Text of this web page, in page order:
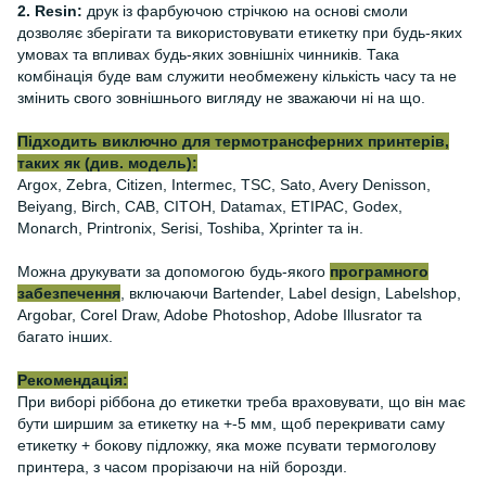
2. Resin: друк із фарбуючою стрічкою на основі смоли
дозволяє зберігати та використовувати етикетку при будь-яких
умовах та впливах будь-яких зовнішніх чинників. Така
комбінація буде вам служити необмежену кількість часу та не
змінить свого зовнішнього вигляду не зважаючи ні на що.
Підходить виключно для термотрансферних принтерів,
таких як (див. модель):
Argox, Zebra, Citizen, Intermec, TSC, Sato, Avery Denisson,
Beiyang, Birch, CAB, CITOH, Datamax, ETIPAC, Godex,
Monarch, Printronix, Serisi, Toshiba, Xprinter та ін.
Можна друкувати за допомогою будь-якого програмного
забезпечення , включаючи Bartender, Label design, Labelshop,
Argobar, Corel Draw, Adobe Photoshop, Adobe Illusrator та
багато інших.
Рекомендація:
При виборі ріббона до етикетки треба враховувати, що він має
бути ширшим за етикетку на +-5 мм, щоб перекривати саму
етикетку + бокову підложку, яка може псувати термоголову
принтера, з часом прорізаючи на ній борозди.